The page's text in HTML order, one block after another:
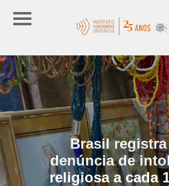
Brasil
denúncia de
religiosa a cada